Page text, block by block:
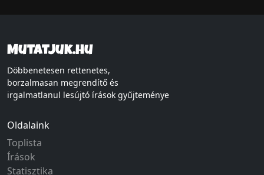
Mutatjuk.hu
Döbbenetesen rettenetes,
borzalmasan megrendítő és
irgalmatlanul lesújtó írások gyűjteménye
Oldalaink
Toplista
Írások
Statisztika